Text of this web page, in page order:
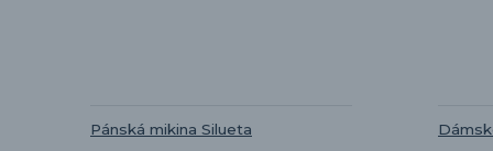
Pánská mikina Silueta